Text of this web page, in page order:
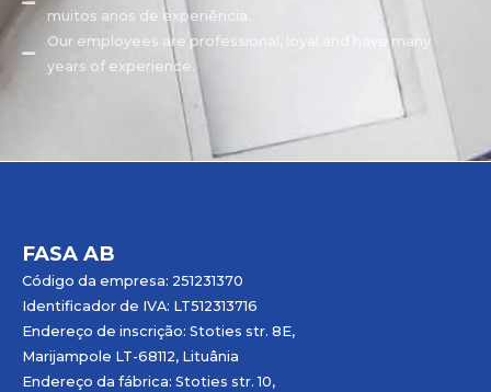
muitos anos de experiência.
Our employees are professional, loyal and have many
years of experience.
FASA AB
Código da empresa: 251231370
Identificador de IVA: LT512313716
Endereço de inscrição: Stoties str. 8E,
Marijampole LT-68112, Lituânia
Endereço da fábrica: Stoties str. 10,